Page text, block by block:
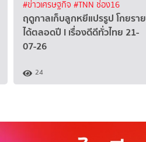
#ข่าวเศรษฐกิจ #TNN ช่อง16
ฤดูกาลเก็บลูกหยีแปรรูป โกยราย
ได้ตลอดปี I เรื่องดีดีทั่วไทย 21-
07-26
24